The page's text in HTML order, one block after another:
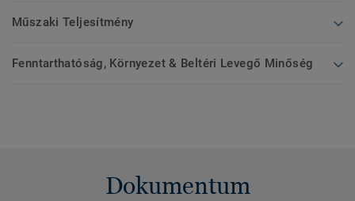
Műszaki Teljesítmény
Fenntarthatóság, Környezet & Beltéri Levegő Minőség
Dokumentum